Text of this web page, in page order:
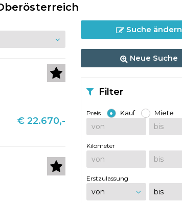
Suche ändern
Neue Suche
Filter
Preis Kauf Miete
Kilometer
Erstzulassung
€ 22.670,-